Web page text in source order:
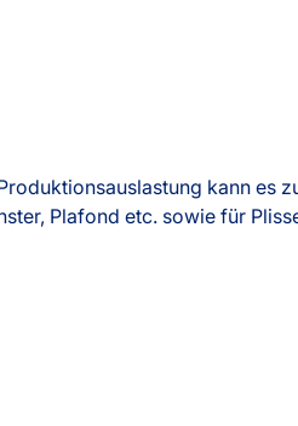
kann es
Plafond etc. sowie für